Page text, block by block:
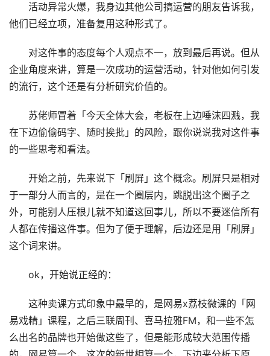
活动异常火爆，我身边其他公司搞运营的朋友告诉我，
他们已经立项，准备复用这种形式了。
对这件事的态度每个人观点不一，放到最后再说。但从
企业角度来讲，算是一次成功的运营活动，针对他如何引发
的流行，这个还是有分析研究价值的。
苏佬师冒着「今天全体大会，老板在上边唾沫四溅，我
在下边偷偷码字、随时挨批」的风险，跟你说说我对这件事
的一些思考和看法。
开始之前，先来说下「刷屏」这个概念。刷屏只是相对
于一部分人而言的，是在一个圈层内，跳脱出这个圈子之
外，可能别人压根儿就不知道这回事儿，所以不要迷信所有
人都在传播这件事。但为了便于理解，后边还是用「刷屏」
这个词来讲。
ok，开始说正经的：
这种卖课方式印象中最早的，是网易x荔枝微课的「网
易戏精」课程，之后三联周刊、喜马拉雅FM，和一些不怎
么出名的品牌也开始做这些了，但是能形成较大范围传播